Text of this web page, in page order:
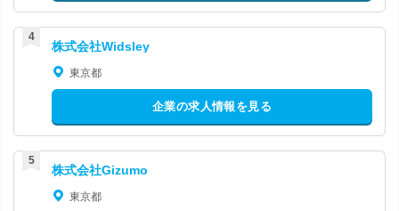
株式会社Widsley
東京都
企業の求人情報を見る
株式会社Gizumo
東京都